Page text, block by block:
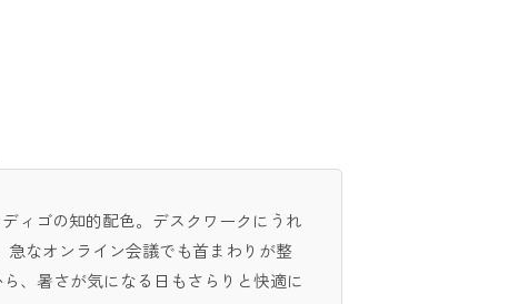
ィゴの知的配色。デスクワークにうれ
急なオンライン会議でも首まわりが整
、暑さが気になる日もさらりと快適に